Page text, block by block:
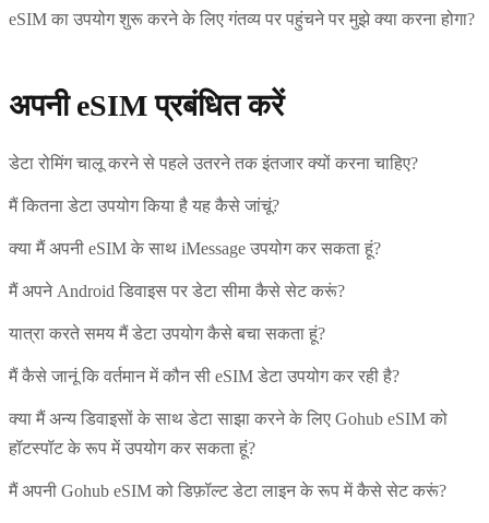
eSIM का उपयोग शुरू करने के लिए गंतव्य पर पहुंचने पर मुझे क्या करना होगा?
अपनी eSIM प्रबंधित करें
डेटा रोमिंग चालू करने से पहले उतरने तक इंतजार क्यों करना चाहिए?
मैं कितना डेटा उपयोग किया है यह कैसे जांचूं?
क्या मैं अपनी eSIM के साथ iMessage उपयोग कर सकता हूं?
मैं अपने Android डिवाइस पर डेटा सीमा कैसे सेट करूं?
यात्रा करते समय मैं डेटा उपयोग कैसे बचा सकता हूं?
मैं कैसे जानूं कि वर्तमान में कौन सी eSIM डेटा उपयोग कर रही है?
क्या मैं अन्य डिवाइसों के साथ डेटा साझा करने के लिए Gohub eSIM को
हॉटस्पॉट के रूप में उपयोग कर सकता हूं?
मैं अपनी Gohub eSIM को डिफ़ॉल्ट डेटा लाइन के रूप में कैसे सेट करूं?